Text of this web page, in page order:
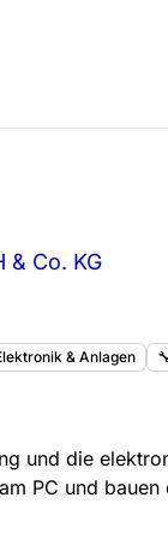
& Co. KG
& Anlagen
und die
PC und